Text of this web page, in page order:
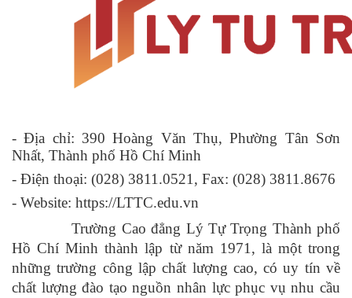
- Địa chỉ: 390 Hoàng Văn Thụ, Phường Tân Sơn
Nhất, Thành phố Hồ Chí Minh
- Điện thoại: (028) 3811.0521, Fax: (028) 3811.8676
- Website: https://LTTC.edu.vn
Trường Cao đẳng Lý Tự Trọng Thành phố
Hồ Chí Minh thành lập từ năm 1971, là một trong
những trường công lập chất lượng cao, có uy tín về
chất lượng đào tạo nguồn nhân lực phục vụ nhu cầu